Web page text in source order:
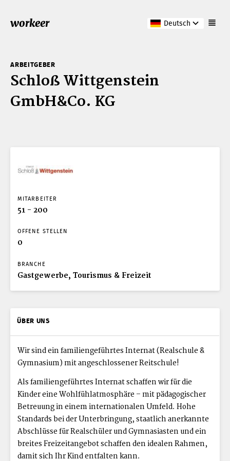
workeer Deutsch
ARBEITGEBER
Schloß Wittgenstein
GmbH&Co. KG
MITARBEITER
51 - 200
OFFENE STELLEN
0
BRANCHE
Gastgewerbe, Tourismus & Freizeit
ÜBER UNS
Wir sind ein familiengeführtes Internat (Realschule &
Gymnasium) mit angeschlossener Reitschule!
Als familiengeführtes Internat schaffen wir für die
Kinder eine Wohlfühlatmosphäre – mit pädagogischer
Betreuung in einem internationalen Umfeld. Hohe
Standards bei der Unterbringung, staatlich anerkannte
Abschlüsse für Realschüler und Gymnasiasten und ein
breites Freizeitangebot schaffen den idealen Rahmen,
damit sich Ihr Kind entfalten kann.